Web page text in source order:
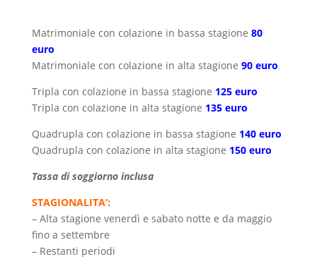
Matrimoniale con colazione in bassa stagione 80
euro
Matrimoniale con colazione in alta stagione 90 euro
Tripla con colazione in bassa stagione 125 euro
Tripla con colazione in alta stagione 135 euro
Quadrupla con colazione in bassa stagione 140 euro
Quadrupla con colazione in alta stagione 150 euro
Tassa di soggiorno inclusa
STAGIONALITA’:
– Alta stagione venerdì e sabato notte e da maggio
fino a settembre
– Restanti periodi